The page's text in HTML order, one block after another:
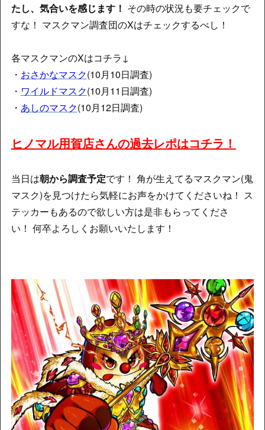
たし、気合いを感じます！ その時の状況も要チェックで
すな！ マスクマン調査団のXはチェックするべし！
各マスクマンのXはコチラ↓
・ おさかなマスク(10月10日調査)
・ ワイルドマスク(10月11日調査)
・ あしのマスク(10月12日調査)
ヒノマル用賀店さんの過去レポはコチラ！
当日は朝から調査予定です！ 角が生えてるマスクマン(鬼
マスク)を見つけたら気軽にお声をかけてくださいね！ ス
テッカーもあるので欲しい方は是非もらってくださ
い！ 何卒よろしくお願いいたします！